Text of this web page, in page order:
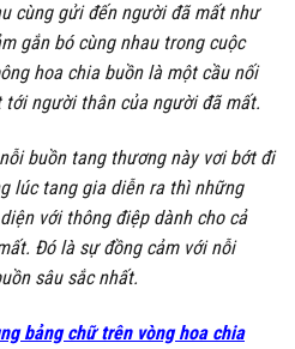
cùng gửi đến người đã mất như
gắn bó cùng nhau trong cuộc
hoa chia buồn là một cầu nối
tới người thân của người đã mất.
buồn tang thương này vơi bớt đi
lúc tang gia diễn ra thì những
với thông điệp dành cho cả
Đó là sự đồng cảm với nỗi
sâu sắc nhất.
bảng chữ trên vòng hoa chia